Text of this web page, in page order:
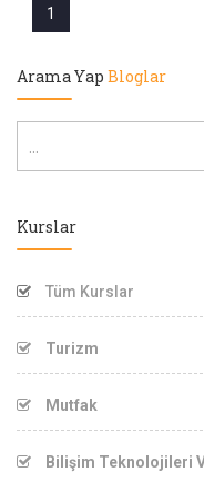
1
Arama Yap Bloglar
Kurslar
Tüm Kurslar
Turizm
Mutfak
Bilişim Teknolojileri